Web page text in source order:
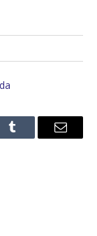
Tumblr
E-